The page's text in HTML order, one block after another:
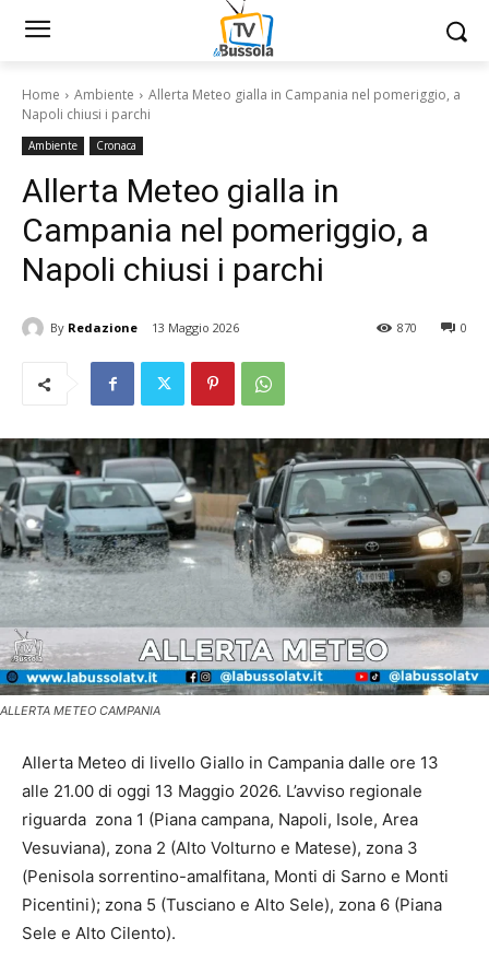
Home Ambiente
Allerta Meteo gialla in Campania nel pomeriggio, a
Napoli chiusi i parchi
Ambiente Cronaca
Allerta Meteo gialla in
Campania nel pomeriggio, a
Napoli chiusi i parchi
By Redazione 13 Maggio 2026 0
870
ALLERTA METEO CAMPANIA
Allerta Meteo di livello Giallo in Campania dalle ore 13
alle 21.00 di oggi 13 Maggio 2026. L’avviso regionale
riguarda zona 1 (Piana campana, Napoli, Isole, Area
Vesuviana), zona 2 (Alto Volturno e Matese), zona 3
(Penisola sorrentino-amalfitana, Monti di Sarno e Monti
Picentini); zona 5 (Tusciano e Alto Sele), zona 6 (Piana
Sele e Alto Cilento).